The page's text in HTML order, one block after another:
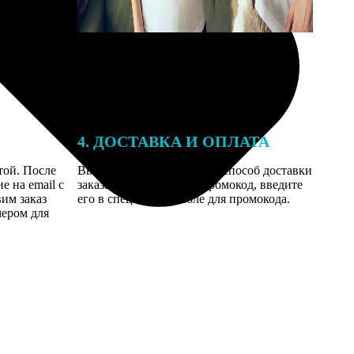
После
на email с
заказ
для
4. ДОСТАВКА И ОПЛАТА
Введите адрес и выберите способ доставки
заказа. Если у вас есть промокод, введите
его в специальное поле для промокода.